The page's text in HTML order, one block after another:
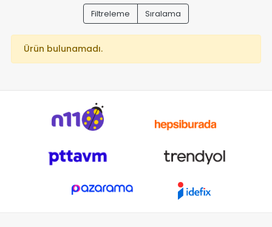
Filtreleme Sıralama
Ürün bulunamadı.